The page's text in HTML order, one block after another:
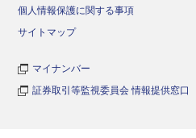
個人情報保護に関する事項
サイトマップ
マイナンバー
証券取引等監視委員会 情報提供窓口